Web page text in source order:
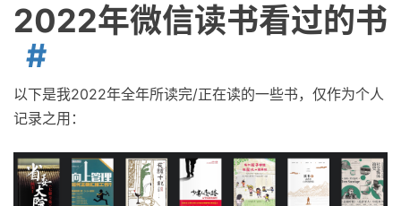
2022年微信读书看过的书
以下是我2022年全年所读完/正在读的一些书，仅作为个人
记录之用：